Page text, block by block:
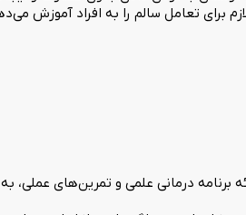
برای تعامل سالم را به افراد آموزش
درمانی علمی و تمرین‌های عملی،